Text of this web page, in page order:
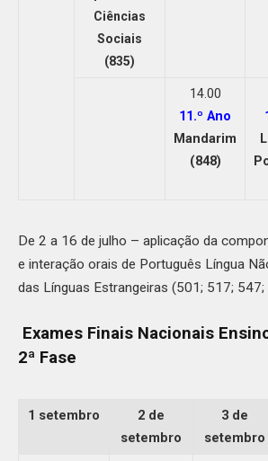
Ciências
Sociais
(835)
14.00
11.º Ano
Mandarim
(848)
De 2 a 16 de julho – aplicação da
e interação orais de Português Língua
das Línguas Estrangeiras (501; 517;
Exames Finais Nacionais
2ª Fase
1 setembro
2 de
setembro
3 de
setembro